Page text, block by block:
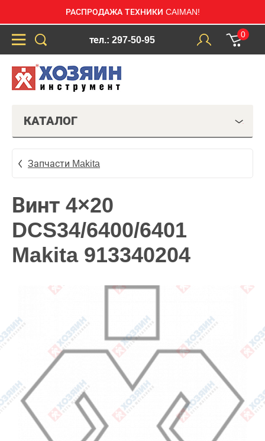
РАСПРОДАЖА ТЕХНИКИ CAIMAN!
тел.: 297-50-95
0
КАТАЛОГ
Запчасти Makita
Винт 4×20
DCS34/6400/6401
Makita 913340204